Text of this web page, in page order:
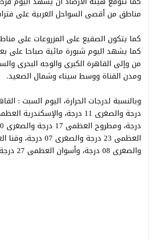
مناطق من أقصى السواحل الغربية على
كما يتكون الصقيع على المزروعات على
كما يشهد اليوم شبورة مائية صباحا على
من وإلى القاهرة الكبرى والوجه البحرى
ومدن القناة ووسط سيناء وشمال الصعيد.
والصغرى 08 درجة، وأسوان العظمى 27 درجة والصغرى 09 درجة